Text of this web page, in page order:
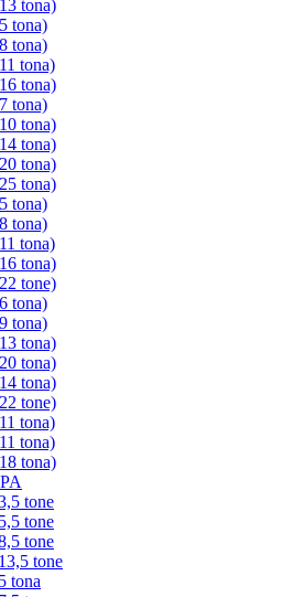
tona)
tona)
tona)
tona)
tona)
tona)
tona)
tona)
tona)
tona)
tona)
tona)
tona)
tona)
tone)
tona)
tona)
tona)
tona)
tona)
tone)
tona)
tona)
tona)
tone
tone
tone
tone
tona